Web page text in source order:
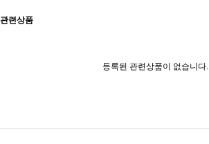
관련상품
등록된 관련상품이 없습니다.